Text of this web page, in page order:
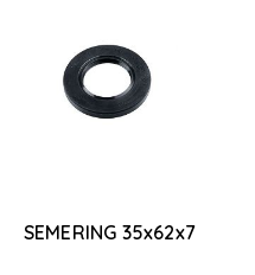
SEMERING 35x62x7